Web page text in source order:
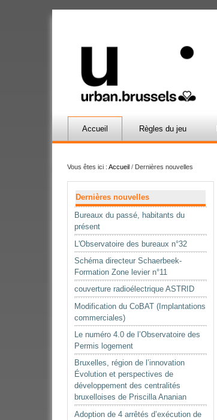
Accueil Règles du jeu
Vous êtes ici : Accueil / Dernières nouvelles
Dernières nouvelles
Bureaux du passé, habitants du
présent
L'Observatoire des bureaux n°32
Schéma directeur Schaerbeek-
Formation Zone levier n°11
couverture radioélectrique ASTRID
Modification du CoBAT (Implantations
commerciales)
Le numéro 4.0 de l’Observatoire des
Permis logement
Bruxelles, région de l’innovation
Évolution et perspectives de
développement des centralités
bruxelloises de Priscilla Ananian
Adoption de 4 arrêtés d’exécution de